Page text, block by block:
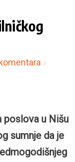
poslova u Nišu
sumnje da je